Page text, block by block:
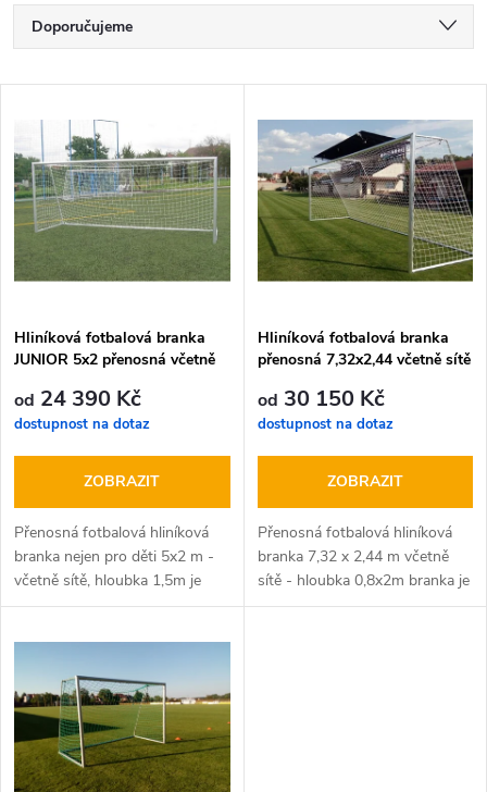
Ř
a
z
e
n
í
p
r
o
d
u
k
t
ů
Doporučujeme
Nejprodávanější
Abecedně
V
ý
p
i
s
p
r
d
u
k
t
ů
Hliníková fotbalová branka
JUNIOR 5x2 přenosná včetně
od 24 390 Kč
dostupnost na dotaz
ZOBRAZIT
Přenosná fotbalová hliníková
branka nejen pro děti 5x2 m -
včetně sítě, hloubka 1,5m je
vyrobena z hliníku 80/2 mm -
Hliníková fotbalová branka
přenosná 7,32x2,44 včetně sítě
od 30 150 Kč
dostupnost na dotaz
ZOBRAZIT
Přenosná fotbalová hliníková
branka 7,32 x 2,44 m včetně
sítě - hloubka 0,8x2m branka je
vyrobena z hliníku 80/2 mm -